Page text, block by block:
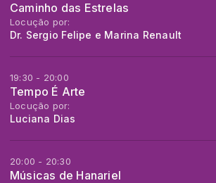
Caminho das Estrelas
Locução por:
Dr. Sergio Felipe e Marina Renault
19:30 - 20:00
Tempo É Arte
Locução por:
Luciana Dias
20:00 - 20:30
Músicas de Hanariel